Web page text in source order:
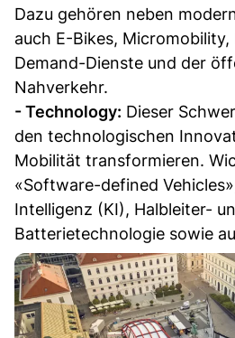
Dazu gehören neben
auch E-Bikes,
Demand-Dienste und der
Nahverkehr.
- Technology: Dieser
den technologischen
Mobilität transformieren.
«Software-defined
Intelligenz (KI), Halbleiter-
Batterietechnologie sowie